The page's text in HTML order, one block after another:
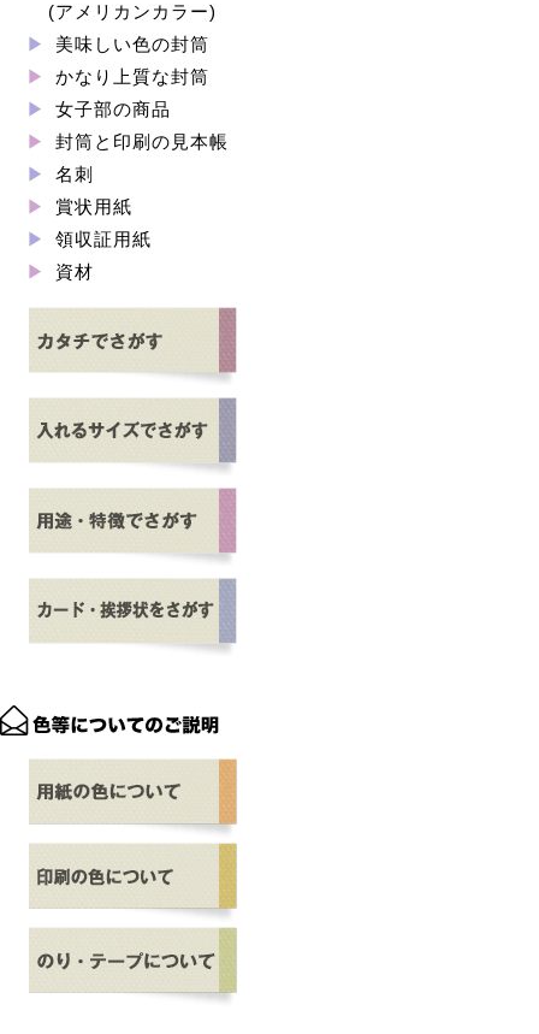
(アメリカンカラー)
美味しい色の封筒
かなり上質な封筒
女子部の商品
封筒と印刷の見本帳
名刺
賞状用紙
領収証用紙
資材